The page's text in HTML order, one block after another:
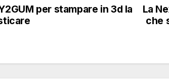
La
che
per stampare in 3d la